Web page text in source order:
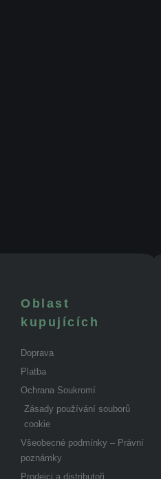
Oblast
kupujících
Doprava
Platba
Ochrana Soukromí
Zásady používání souborů
cookie
Všeobecné podmínky – Právní
poznámky
Prodejci a distributoři